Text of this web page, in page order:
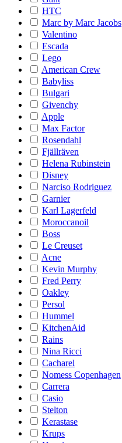
HTC
Marc by Marc Jacobs
Valentino
Escada
Lego
American Crew
Babyliss
Bulgari
Givenchy
Apple
Max Factor
Rosendahl
Fjällräven
Helena Rubinstein
Disney
Narciso Rodriguez
Garnier
Karl Lagerfeld
Moroccanoil
Boss
Le Creuset
Acne
Kevin Murphy
Fred Perry
Oakley
Persol
Hummel
KitchenAid
Rains
Nina Ricci
Cacharel
Nomess Copenhagen
Carrera
Casio
Stelton
Kerastase
Krups